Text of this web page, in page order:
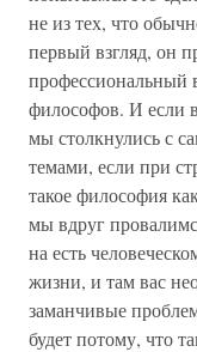
не из тех, что
первый взгляд, он
профессиональный
философов. И если
мы столкнулись с
темами, если при
такое философия
мы вдруг
на есть
жизни, и там вас
заманчивые
будет потому, что